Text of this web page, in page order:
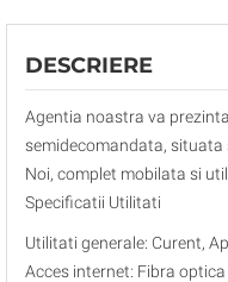
DESCRIERE
Agentia noastra va
semidecomandata, situata
Noi, complet mobilata si
Specificatii Utilitati
Utilitati generale: Curent,
Acces internet: Fibra optica